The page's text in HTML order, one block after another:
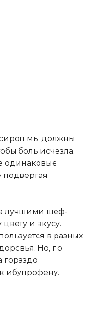
мы должны
боль исчезла.
одинаковые
лучшими шеф-
и вкусу.
в разных
Но, по
гораздо
ибупрофену.